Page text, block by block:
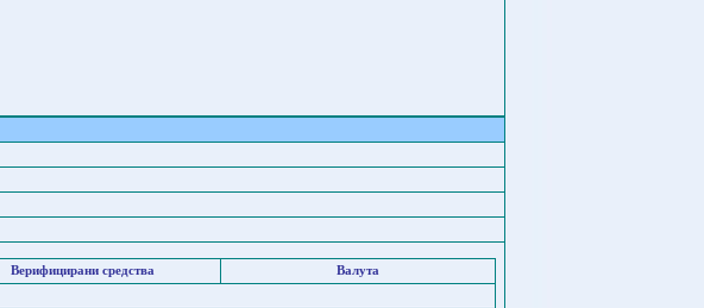
Верифицирани средства Валута